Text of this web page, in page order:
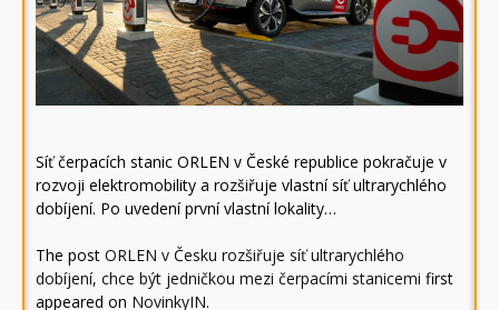
Síť čerpacích stanic ORLEN v České republice pokračuje v
rozvoji elektromobility a rozšiřuje vlastní síť ultrarychlého
dobíjení. Po uvedení první vlastní lokality…
The post ORLEN v Česku rozšiřuje síť ultrarychlého
dobíjení, chce být jedničkou mezi čerpacími stanicemi first
appeared on NovinkyIN.